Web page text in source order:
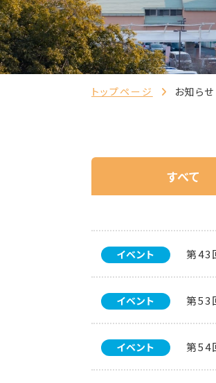
トップページ お知らせ
すべて
イベント 第43
イベント 第53
イベント 第54